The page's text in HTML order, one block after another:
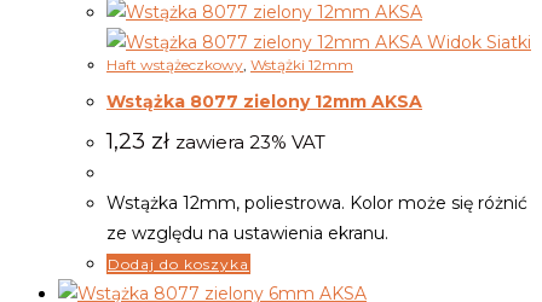
Widok Siatki
Haft wstążeczkowy, Wstążki 12mm
Wstążka 8077 zielony 12mm AKSA
1,23 zł zawiera 23% VAT
Wstążka 12mm, poliestrowa. Kolor może się różnić
ze względu na ustawienia ekranu.
Dodaj do koszyka